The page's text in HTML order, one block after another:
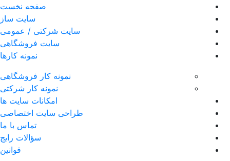
صفحه نخست
سایت ساز
سایت شرکتی / عمومی
سایت فروشگاهی
نمونه کارها
نمونه کار فروشگاهی
نمونه کار شرکتی
امکانات سایت ها
طراحی سایت اختصاصی
تماس با ما
سؤالات رایج
قوانین